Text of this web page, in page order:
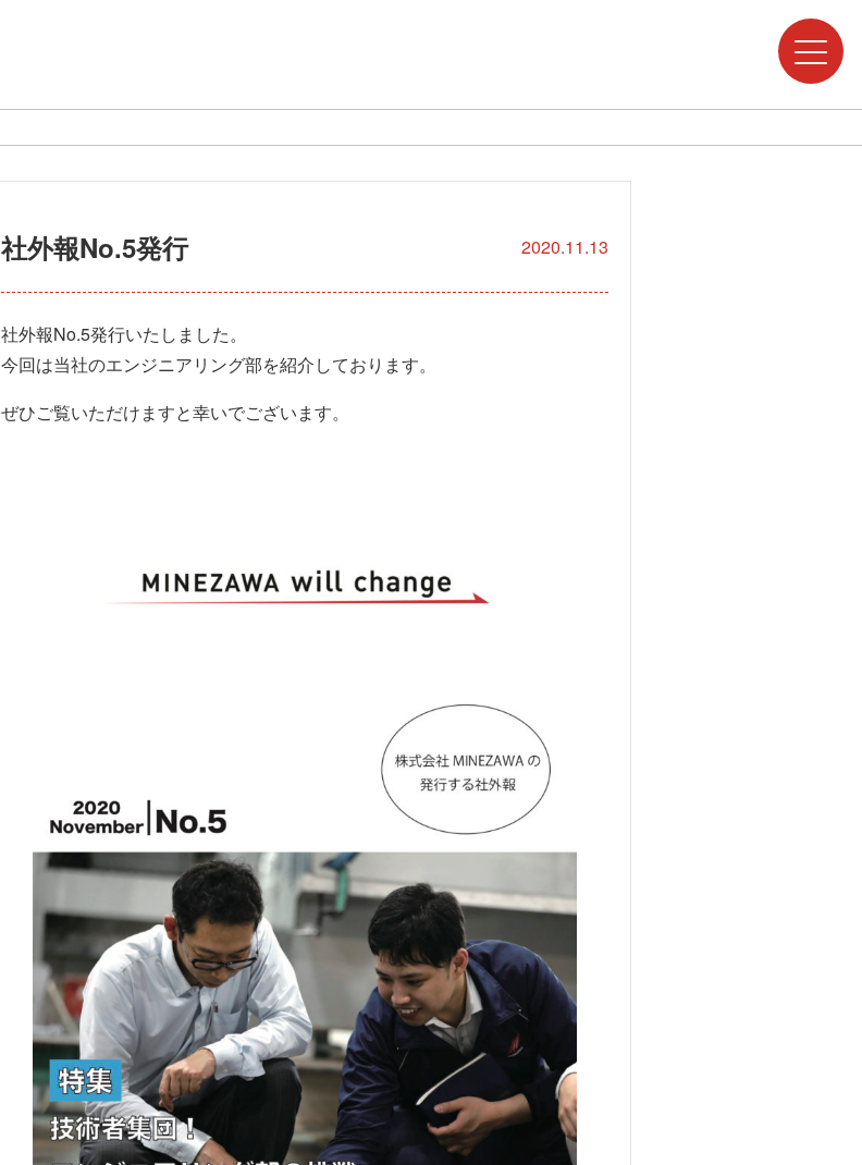
社外報No.5発行 2020.11.13
社外報No.5発行いたしました。
今回は当社のエンジニアリング部を紹介しております。
ぜひご覧いただけますと幸いでございます。